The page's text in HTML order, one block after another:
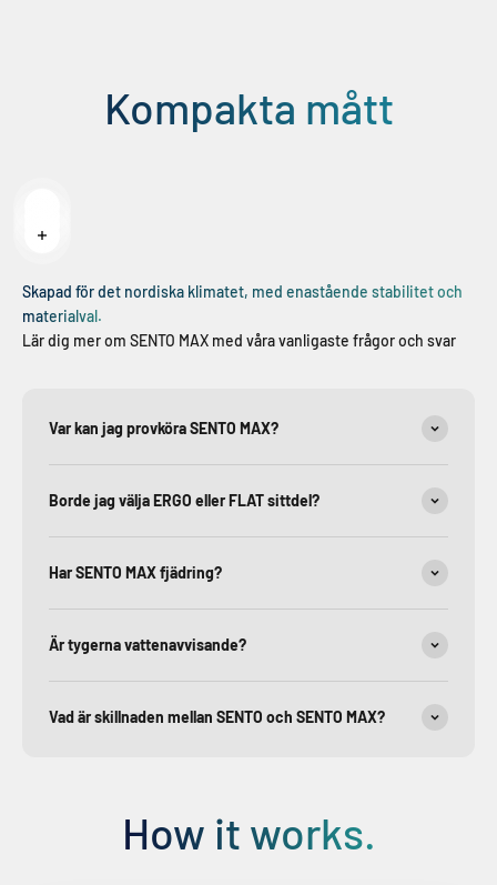
Kompakta mått
Läs mer
Läs mer
Läs mer
Skapad för det nordiska klimatet, med enastående stabilitet och
materialval.
Lär dig mer om SENTO MAX med våra vanligaste frågor och svar
Var kan jag provköra SENTO MAX?
Borde jag välja ERGO eller FLAT sittdel?
Har SENTO MAX fjädring?
Är tygerna vattenavvisande?
Vad är skillnaden mellan SENTO och SENTO MAX?
How it works.